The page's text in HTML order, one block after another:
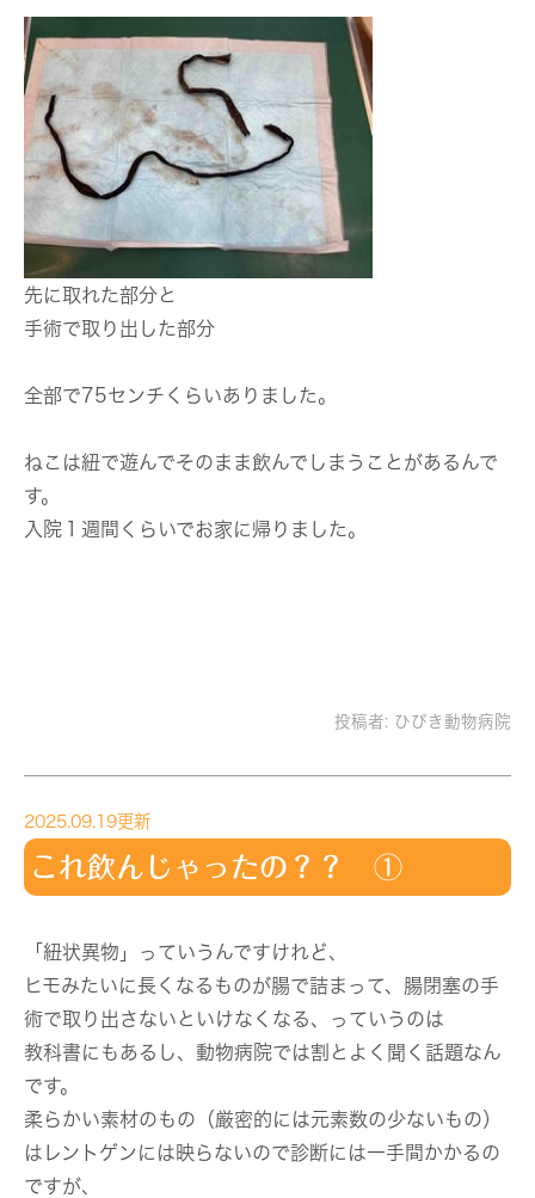
先に取れた部分と
手術で取り出した部分
全部で75センチくらいありました。
ねこは紐で遊んでそのまま飲んでしまうことがあるんで
す。
入院１週間くらいでお家に帰りました。
投稿者: ひびき動物病院
2025.09.19更新
これ飲んじゃったの？？ ①
「紐状異物」っていうんですけれど、
ヒモみたいに長くなるものが腸で詰まって、腸閉塞の手
術で取り出さないといけなくなる、っていうのは
教科書にもあるし、動物病院では割とよく聞く話題なん
です。
柔らかい素材のもの（厳密的には元素数の少ないもの）
はレントゲンには映らないので診断には一手間かかるの
ですが、